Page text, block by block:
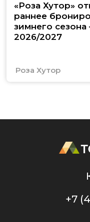
«Роза Хутор»
раннее
зимнего сезона
2026/2027
Роза Хутор
+7